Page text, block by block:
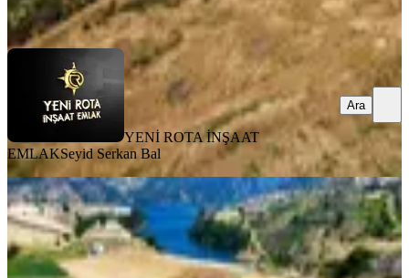
Ara
YENİ ROTA İNŞAAT
EMLAKSeyid Serkan Bal
Ara
TAKASLI
Yeni Rota'dan Baraj Manzaralı Bağ
Evi
Onikişubat, Döngele Mahallesi